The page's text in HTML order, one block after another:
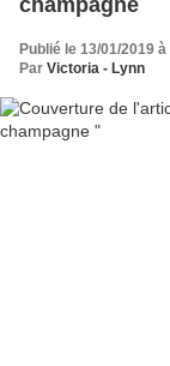
champagne
Publié le 13/01/2019
Par Victoria - Lynn